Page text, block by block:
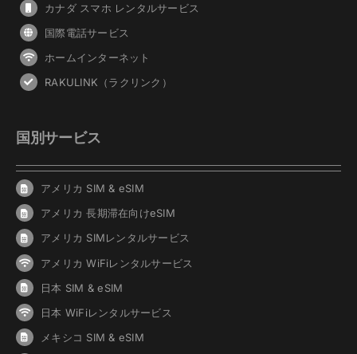
カナダ スマホ レンタルサービス
国際電話サービス
ホームインターネット
RAKULINK（ラクリンク）
国別サービス
アメリカ SIM & eSIM
アメリカ 長期滞在向けeSIM
アメリカ SIMレンタルサービス
アメリカ WiFiレンタルサービス
日本 SIM & eSIM
日本 WiFiレンタルサービス
メキシコ SIM & eSIM